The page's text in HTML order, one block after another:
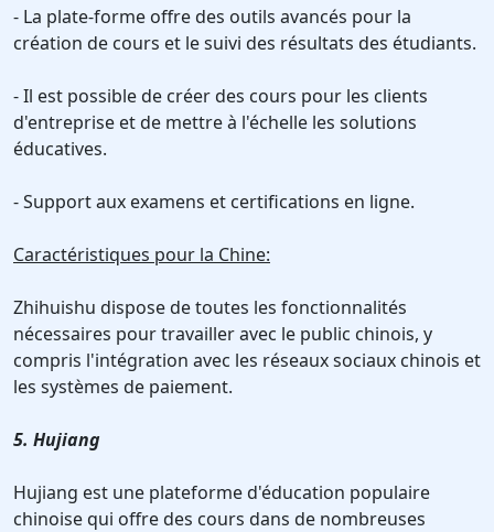
- La plate-forme offre des outils avancés pour la
création de cours et le suivi des résultats des étudiants.
- Il est possible de créer des cours pour les clients
d'entreprise et de mettre à l'échelle les solutions
éducatives.
- Support aux examens et certifications en ligne.
Caractéristiques pour la Chine:
Zhihuishu dispose de toutes les fonctionnalités
nécessaires pour travailler avec le public chinois, y
compris l'intégration avec les réseaux sociaux chinois et
les systèmes de paiement.
5. Hujiang
Hujiang est une plateforme d'éducation populaire
chinoise qui offre des cours dans de nombreuses